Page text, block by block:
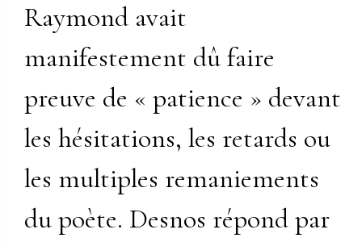
Raymond avait
manifestement dû faire
preuve de « patience » devant
les hésitations, les retards ou
les multiples remaniements
du poète. Desnos répond par